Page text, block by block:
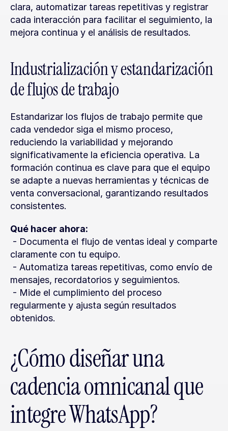
clara, automatizar tareas repetitivas y registrar
cada interacción para facilitar el seguimiento, la
mejora continua y el análisis de resultados.
Industrialización y estandarización
de flujos de trabajo
Estandarizar los flujos de trabajo permite que
cada vendedor siga el mismo proceso,
reduciendo la variabilidad y mejorando
significativamente la eficiencia operativa. La
formación continua es clave para que el equipo
se adapte a nuevas herramientas y técnicas de
venta conversacional, garantizando resultados
consistentes.
Qué hacer ahora:
claramente con tu equipo.
mensajes, recordatorios y seguimientos.
regularmente y ajusta según resultados
obtenidos.
¿Cómo diseñar una
cadencia omnicanal que
integre WhatsApp?